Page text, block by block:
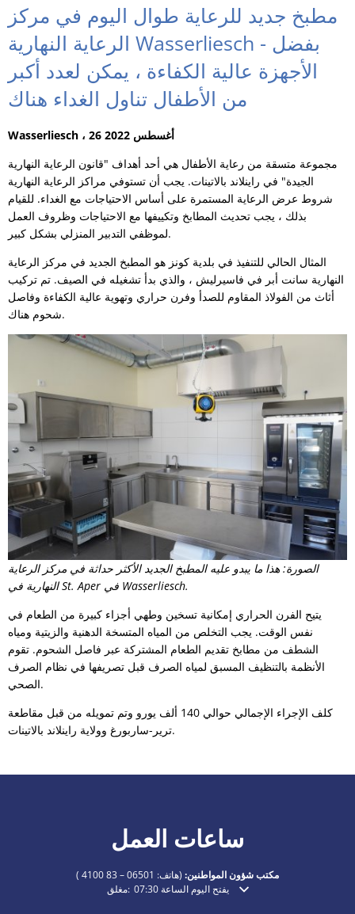
مطبخ جديد للرعاية طوال اليوم في مركز
الرعاية النهارية Wasserliesch - بفضل
الأجهزة عالية الكفاءة ، يمكن لعدد أكبر
من الأطفال تناول الغداء هناك
Wasserliesch ، 26 أغسطس 2022
مجموعة متسقة من رعاية الأطفال هي أحد أهداف "قانون الرعاية النهارية
الجيدة" في راينلاند بالاتينات. يجب أن تستوفي مراكز الرعاية النهارية
شروط عرض الرعاية المستمرة على أساس الاحتياجات مع الغداء. للقيام
بذلك ، يجب تحديث المطابخ وتكييفها مع الاحتياجات وظروف العمل
لموظفي التدبير المنزلي بشكل كبير.
المثال الحالي للتنفيذ في بلدية كونز هو المطبخ الجديد في مركز الرعاية
النهارية سانت أبر في فاسيرليش ، والذي بدأ تشغيله في الصيف. تم تركيب
أثاث من الفولاذ المقاوم للصدأ وفرن حراري وتهوية عالية الكفاءة وفاصل
شحوم هناك.
الصورة: هذا ما يبدو عليه المطبخ الجديد الأكثر حداثة في مركز الرعاية
النهارية في St. Aper في Wasserliesch.
يتيح الفرن الحراري إمكانية تسخين وطهي أجزاء كبيرة من الطعام في
نفس الوقت. يجب التخلص من المياه المتسخة الدهنية والزيتية ومياه
الشطف من مطابخ تقديم الطعام المشتركة عبر فاصل الشحوم. تقوم
الأنظمة بالتنظيف المسبق لمياه الصرف قبل تصريفها في نظام الصرف
الصحي.
كلف الإجراء الإجمالي حوالي 140 ألف يورو وتم تمويله من قبل مقاطعة
ترير-ساربورغ وولاية راينلاند بالاتينات.
ساعات العمل
مكتب شؤون المواطنين: (هاتف:
)
انقر لإخفاء أوقات الفتح أو الإغلاق الإضافية
مغلق: يفتح اليوم الساعة 07:30